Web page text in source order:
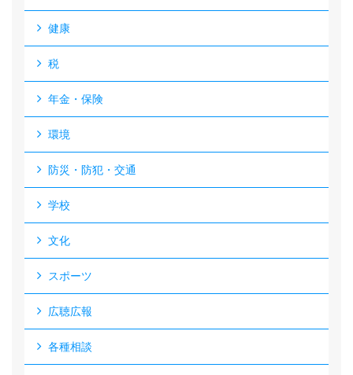
健康
税
年金・保険
環境
防災・防犯・交通
学校
文化
スポーツ
広聴広報
各種相談